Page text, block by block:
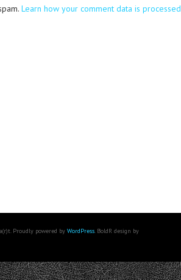
Learn how your comment data is processed
Proudly powered by WordPress. BoldR design by